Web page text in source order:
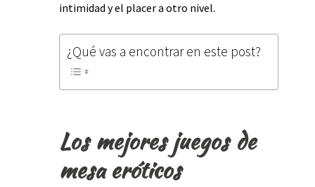
intimidad y el placer a otro nivel.
¿Qué vas a encontrar en este post?
Los mejores juegos de
mesa eróticos